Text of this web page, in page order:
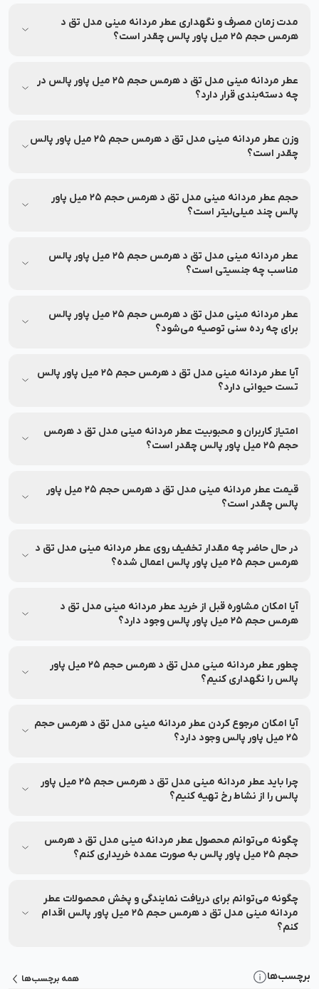
نشاط رخ می‌توانید بدون نیاز به ضامن و سود، به صورت اعتباری و
اقساطی خرید کنید.
مدت زمان مصرف و نگهداری عطر مردانه مینی مدل تق د
هرمس حجم 25 میل پاور پالس چقدر است؟
تاریخ انقضا درج شده کاملاً سالم و اثربخش است! شما می‌توانید با
خیال راحت خرید آنلاین انجام دهید. برای مشاهده تاریخ انقضا،
عطر مردانه مینی مدل تق د هرمس حجم 25 میل پاور پالس در
چه دسته‌بندی قرار دارد؟
دسته‌بندی عطر و ادکلن / عطر جیبی / عطر جیبی مردانه قرار دارد.
وزن عطر مردانه مینی مدل تق د هرمس حجم 25 میل پاور پالس
چقدر است؟
درج شده و در صورت نیاز به‌روزرسانی خواهد شد.
حجم عطر مردانه مینی مدل تق د هرمس حجم 25 میل پاور
پالس چند میلی‌لیتر است؟
محصول درج شده است.
عطر مردانه مینی مدل تق د هرمس حجم 25 میل پاور پالس
مناسب چه جنسیتی است؟
مناسب برای آقایان می‌باشد.
عطر مردانه مینی مدل تق د هرمس حجم 25 میل پاور پالس
برای چه رده سنی توصیه می‌شود؟
مناسب برای افراد رده سنی جوان و بزرگسال می‌باشد.آیا عطر مردانه مینی مدل تق د هرمس حجم 25 میل پاور پالس
تست حیوانی دارد؟
حیوانات تست نشده است.
امتیاز کاربران و محبوبیت عطر مردانه مینی مدل تق د هرمس
حجم 25 میل پاور پالس چقدر است؟
پاور پالس از نظر کاربران 4.8 از 5 بوده و بر اساس 5 نظر ثبت شده
است.
قیمت عطر مردانه مینی مدل تق د هرمس حجم 25 میل پاور
پالس چقدر است؟
مشاهده‌ی آخرین قیمت و تخفیف‌های قابل استفاده، به اطلاعات
بالای صفحه مراجعه کنید.
در حال حاضر چه مقدار تخفیف روی عطر مردانه مینی مدل تق د
هرمس حجم 25 میل پاور پالس اعمال شده؟
درج شده و ممکن است تغییر کند. برای اطلاع از میزان تخفیف، لطفاً
به بخش مشخصات محصول مراجعه کنید.
آیا امکان مشاوره قبل از خرید عطر مردانه مینی مدل تق د
هرمس حجم 25 میل پاور پالس وجود دارد؟
نشاط رخ ارائه می‌شود.
چطور عطر مردانه مینی مدل تق د هرمس حجم 25 میل پاور
پالس را نگهداری کنیم؟
تق د هرمس حجم 25 میل پاور پالس روی بسته‌بندی درج شده
است؛ پیش از استفاده آن را بررسی نمایید.
آیا امکان مرجوع کردن عطر مردانه مینی مدل تق د هرمس حجم
25 میل پاور پالس وجود دارد؟
امکان مرجوعی وجود دارد.
چرا باید عطر مردانه مینی مدل تق د هرمس حجم 25 میل پاور
پالس را از نشاط رخ تهیه کنیم؟
پشتیبانی ۲۴ ساعته، پرداخت اقساطی، ضمانت بازگشت ۷ روزه و
خدمات پس از فروش را تضمین می‌کند.
چگونه می‌توانم محصول عطر مردانه مینی مدل تق د هرمس
حجم 25 میل پاور پالس به صورت عمده خریداری کنم؟
پاور پالس با شماره 90008472 تماس بگیرید.
چگونه می‌توانم برای دریافت نمایندگی و پخش محصولات عطر
مردانه مینی مدل تق د هرمس حجم 25 میل پاور پالس اقدام
کنم؟
تماس بگیرید تا کارشناسان، شرایط همکاری و مراحل ثبت درخواست
برچسب‌ها همه برچسب‌ها